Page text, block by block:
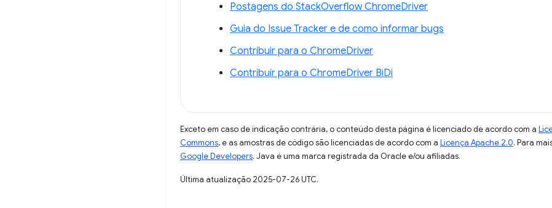
Postagens do StackOverflow ChromeDriver
Guia do Issue Tracker e de como informar bugs
Contribuir para o ChromeDriver
Contribuir para o ChromeDriver BiDi
Exceto em caso de indicação contrária, o conteúdo desta página é licenciado de acordo com a
Commons, e as amostras de código são licenciadas de acordo com a Licença Apache 2.0. Para
Google Developers. Java é uma marca registrada da Oracle e/ou afiliadas.
Última atualização 2025-07-26 UTC.